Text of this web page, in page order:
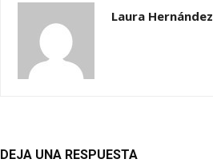
Laura Hernández
DEJA UNA RESPUESTA